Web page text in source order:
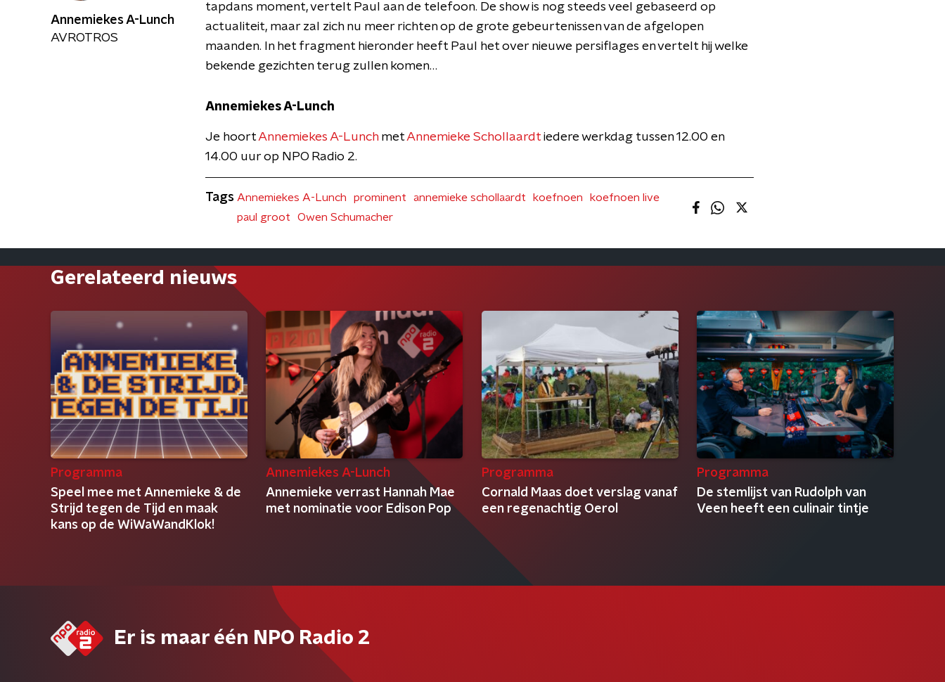
tapdans moment, vertelt Paul aan de telefoon. De show is nog steeds veel gebaseerd op
actualiteit, maar zal zich nu meer richten op de grote gebeurtenissen van de afgelopen
maanden. In het fragment hieronder heeft Paul het over nieuwe persiflages en vertelt hij welke
bekende gezichten terug zullen komen…
Annemiekes A-Lunch
Je hoortAnnemiekes A-Lunch metAnnemieke Schollaardt iedere werkdag tussen 12.00 en
14.00 uur op NPO Radio 2.
Annemiekes A-Lunch
AVROTROS
Tags Annemiekes A-Lunch prominent annemieke schollaardt koefnoen
koefnoen live
paul groot
Owen Schumacher
Gerelateerd nieuws
Programma
Speel mee met Annemieke & de
Strijd tegen de Tijd en maak
kans op de WiWaWandKlok!
Annemiekes A-Lunch
Annemieke verrast Hannah Mae
met nominatie voor Edison Pop
Programma
Cornald Maas doet verslag vanaf
een regenachtig Oerol
Programma
De stemlijst van Rudolph van
Veen heeft een culinair tintje
Er is maar één NPO Radio 2